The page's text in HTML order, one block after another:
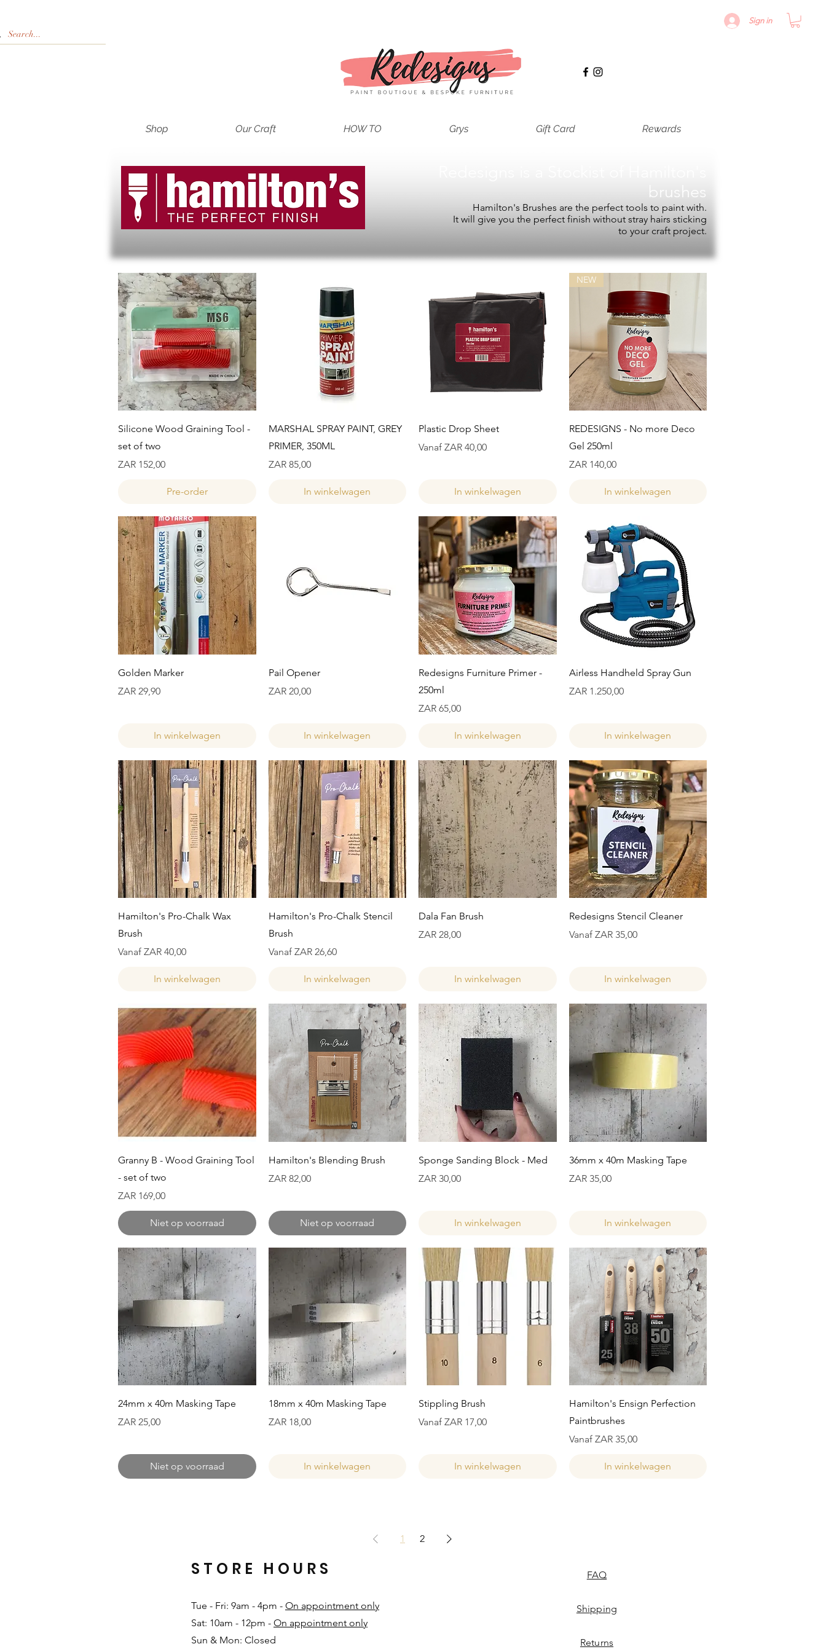
Sign in
Shop Our Craft HOW TO Grys Gift Card Rewards
brushes
Hamilton's Brushes are the perfect tools to paint with.
It will give you the perfect finish without stray hairs sticking
to your craft project.
Snel overzicht
Silicone Wood Graining Tool -
set of two
Prijs
ZAR 152,00
Pre-order
Snel overzicht
MARSHAL SPRAY PAINT, GREY
PRIMER, 350ML
Prijs
ZAR 85,00
In winkelwagen
Snel overzicht
Plastic Drop Sheet
Vanaf ZAR 40,00
Verkoopprijs
In winkelwagen
Snel overzicht
NEW
REDESIGNS - No more Deco
Gel 250ml
Prijs
ZAR 140,00
In winkelwagen
Snel overzicht
Golden Marker
Prijs
ZAR 29,90
In winkelwagen
Snel overzicht
Pail Opener
Prijs
ZAR 20,00
In winkelwagen
Snel overzicht
Redesigns Furniture Primer -
250ml
Prijs
ZAR 65,00
In winkelwagen
Snel overzicht
Airless Handheld Spray Gun
Prijs
ZAR 1.250,00
In winkelwagen
Snel overzicht
Hamilton's Pro-Chalk Wax
Brush
Vanaf ZAR 40,00
Verkoopprijs
In winkelwagen
Snel overzicht
Hamilton's Pro-Chalk Stencil
Brush
Vanaf ZAR 26,60
Verkoopprijs
In winkelwagen
Snel overzicht
Dala Fan Brush
Prijs
ZAR 28,00
In winkelwagen
Snel overzicht
Redesigns Stencil Cleaner
Vanaf ZAR 35,00
Verkoopprijs
In winkelwagen
Snel overzicht
Granny B - Wood Graining Tool
- set of two
Prijs
ZAR 169,00
Niet op voorraad
Snel overzicht
Hamilton's Blending Brush
Prijs
ZAR 82,00
Niet op voorraad
Snel overzicht
Sponge Sanding Block - Med
Prijs
ZAR 30,00
In winkelwagen
Snel overzicht
36mm x 40m Masking Tape
Prijs
ZAR 35,00
In winkelwagen
Snel overzicht
24mm x 40m Masking Tape
Prijs
ZAR 25,00
Niet op voorraad
Snel overzicht
18mm x 40m Masking Tape
Prijs
ZAR 18,00
In winkelwagen
Snel overzicht
Stippling Brush
Vanaf ZAR 17,00
Verkoopprijs
In winkelwagen
Snel overzicht
Hamilton's Ensign Perfection
Paintbrushes
Vanaf ZAR 35,00
Verkoopprijs
In winkelwagen
1 2
Tue - Fri: 9am - 4pm - On appointment only
Sat: 10am - 12pm - On appointment only
Sun & Mon: Closed​
STORE HOURS FAQ
Shipping
Returns